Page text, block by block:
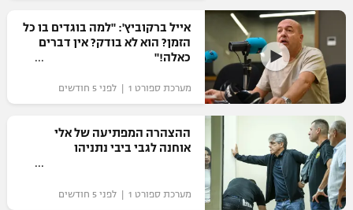
VOD
רץ ברשת
תוצאות
גביע המדינה
נבחרת ישראל
מכבי חיפה
בית"ר ירושלים
מכבי תל אביב
הפועל תל אביב
ליגה גרמנית
ליגה ספרדית
ליגה איטלקית
ליגה צרפתית
ליגה הולנדית
ליגה לאומית
כדורסל נשים
מכבי תל אביב
הפועל חולון
הפועל ירושלים
דני אבדיה
NBA
יורוליג
יורוקאפ
ענפים נוספים
טניס
כדוריד
כדורעף
שחייה
אייל ברקוביץ': "למה בוגדים בו כל
הזמן? הוא לא בודק? אין דברים
כאלה!"
מערכת ספורט 1 | לפני 5 חודשים
ההצהרה המפתיעה של אלי
אוחנה לגבי ביבי נתניהו
מערכת ספורט 1 | לפני 5 חודשים